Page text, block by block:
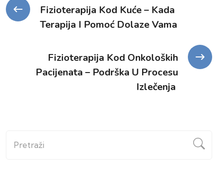
Kretanje
članka
Fizioterapija Kod Kuće – Kada
Terapija I Pomoć Dolaze Vama
Fizioterapija Kod Onkoloških
Pacijenata – Podrška U Procesu
Izlečenja